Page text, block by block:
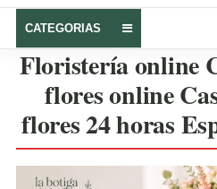
Regalar
flores
online
La
botiga
CATEGORIAS
Floristería online
flores online
flores 24 horas